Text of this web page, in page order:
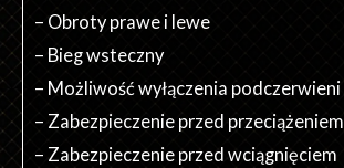
– Obroty prawe i lewe
– Bieg wsteczny
– Możliwość wyłączenia podczerwieni
– Zabezpieczenie przed przeciążeniem
– Zabezpieczenie przed wciągnięciem